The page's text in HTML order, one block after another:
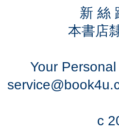
新 絲
本書店
Your
c